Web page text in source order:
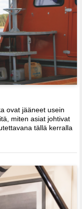
ovat jääneet usein
miten asiat johtivat
tällä kerralla